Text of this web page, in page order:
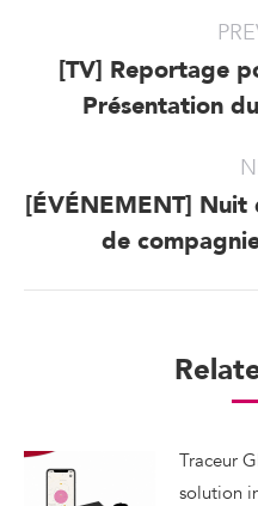
navigation
[TV] Reportage
Présentation
[ÉVÉNEMENT] Nuit
de
Traceur
solution